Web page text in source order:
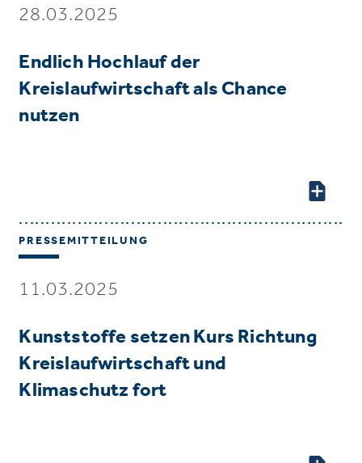
28.03.2025
Endlich Hochlauf der
Kreislaufwirtschaft als Chance
nutzen
PRESSEMITTEILUNG
11.03.2025
Kunststoffe setzen Kurs Richtung
Kreislaufwirtschaft und
Klimaschutz fort